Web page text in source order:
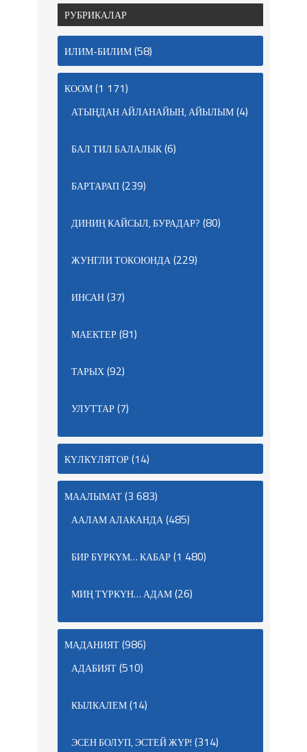
РУБРИКАЛАР
ИЛИМ-БИЛИМ(58)
КООМ(1 171)
АТЫҢДАН АЙЛАНАЙЫН, АЙЫЛЫМ(4)
БАЛ ТИЛ БАЛАЛЫК(6)
БАРТАРАП(239)
ДИНИҢ КАЙСЫЛ, БУРАДАР? (80)
ЖУНГЛИ ТОКОЮНДА(229)
ИНСАН(37)
МАЕКТЕР(81)
ТАРЫХ(92)
УЛУТТАР(7)
КҮЛКҮЛЯТОР(14)
МААЛЫМАТ(3 683)
ААЛАМ АЛАКАНДА(485)
БИР БҮРКҮМ… КАБАР(1 480)
МИҢ ТҮРКҮН… АДАМ(26)
МАДАНИЯТ(986)
АДАБИЯТ(510)
КЫЛКАЛЕМ(14)
ЭСЕН БОЛУП, ЭСТЕЙ ЖҮР! (314)